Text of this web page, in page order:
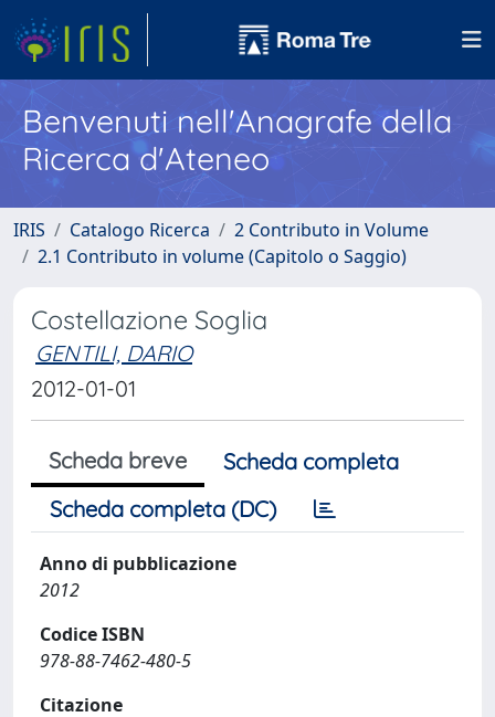
Benvenuti nell'Anagrafe della
Ricerca d'Ateneo
IRIS Catalogo Ricerca
2 Contributo in Volume
2.1 Contributo in volume (Capitolo o Saggio)
Costellazione Soglia
GENTILI, DARIO
2012-01-01
Scheda breve
Scheda completa
Scheda completa (DC)
Anno di pubblicazione
2012
Codice ISBN
978-88-7462-480-5
Citazione